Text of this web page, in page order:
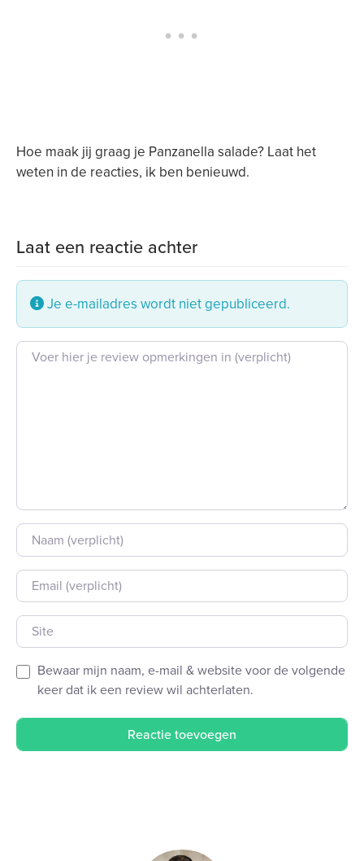
Hoe maak jij graag je Panzanella salade? Laat het
weten in de reacties, ik ben benieuwd.
Laat een reactie achter
Je e-mailadres wordt niet gepubliceerd.
Beoordeling tekst
Naam
E-mail
Site
Bewaar mijn naam, e-mail & website voor de volgende
keer dat ik een review wil achterlaten.